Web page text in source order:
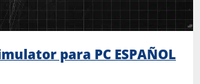
para PC ESPAÑOL